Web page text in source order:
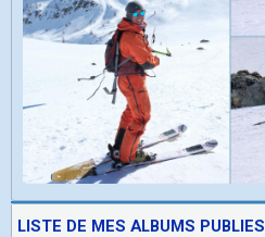
LISTE DE MES ALBUMS PUBLIES